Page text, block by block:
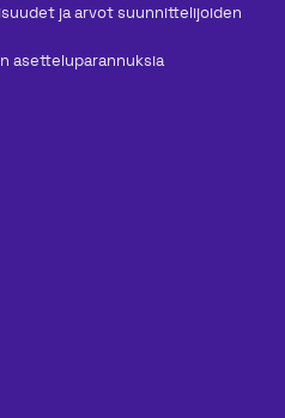
ja arvot suunnittelijoiden
asetteluparannuksia